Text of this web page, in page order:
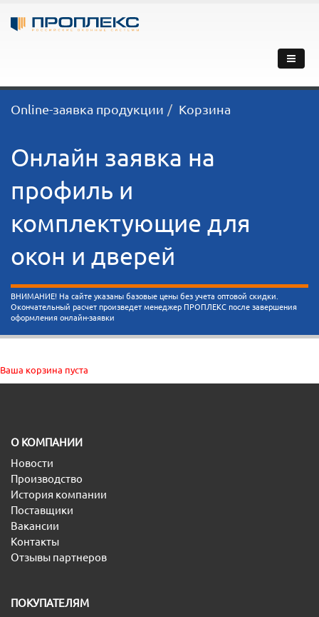
Online-заявка продукции Корзина
Онлайн заявка на
профиль и
комплектующие для
окон и дверей
ВНИМАНИЕ! На сайте указаны базовые цены без учета оптовой скидки.
Окончательный расчет произведет менеджер ПРОПЛЕКС после завершения
оформления онлайн-заявки
Ваша корзина пуста
O КОМПАНИИ
Новости
Производство
История компании
Поставщики
Вакансии
Контакты
Отзывы партнеров
ПОКУПАТЕЛЯМ